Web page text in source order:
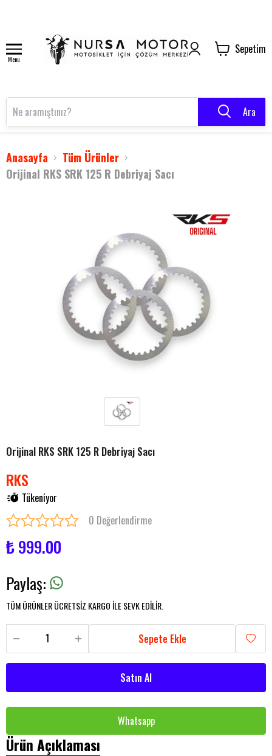
Menu
Sepetim
Ara
Anasayfa
Tüm Ürünler
Orijinal RKS SRK 125 R Debriyaj Sacı
Orijinal RKS SRK 125 R Debriyaj Sacı
RKS
Tükeniyor
0 Değerlendirme
₺ 999.00
Paylaş:
TÜM ÜRÜNLER ÜCRETSİZ KARGO İLE SEVK EDİLİR.
Sepete Ekle
Satın Al
Whatsapp
Ürün Açıklaması